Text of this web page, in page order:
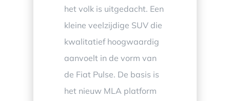
het volk is uitgedacht. Een
kleine veelzijdige SUV die
kwalitatief hoogwaardig
aanvoelt in de vorm van
de Fiat Pulse. De basis is
het nieuw MLA platform